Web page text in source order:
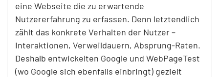
eine Webseite die zu erwartende
Nutzererfahrung zu erfassen. Denn letztendlich
zählt das konkrete Verhalten der Nutzer –
Interaktionen, Verweildauern, Absprung-Raten.
Deshalb entwickelten Google und WebPageTest
(wo Google sich ebenfalls einbringt) gezielt